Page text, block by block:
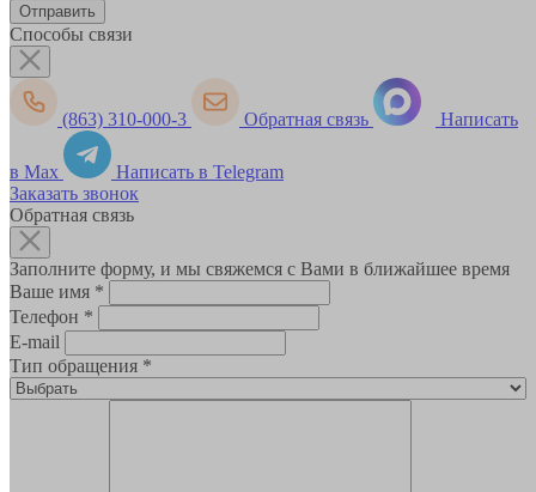
Способы связи
(863) 310-000-3 Обратная связь Написать
в Max
Написать в Telegram
Заказать звонок
Обратная связь
Заполните форму, и мы свяжемся с Вами в ближайшее время
Ваше имя *
Телефон *
E-mail
Тип обращения *